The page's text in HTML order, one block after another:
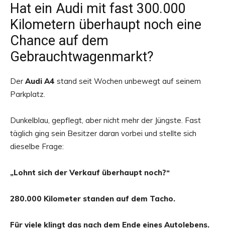
Hat ein Audi mit fast 300.000
Kilometern überhaupt noch eine
Chance auf dem
Gebrauchtwagenmarkt?
Der Audi A4 stand seit Wochen unbewegt auf seinem
Parkplatz.
Dunkelblau, gepflegt, aber nicht mehr der Jüngste. Fast
täglich ging sein Besitzer daran vorbei und stellte sich
dieselbe Frage:
„Lohnt sich der Verkauf überhaupt noch?“
280.000 Kilometer standen auf dem Tacho.
Für viele klingt das nach dem Ende eines Autolebens.